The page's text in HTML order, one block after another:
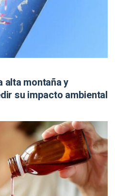
alta montaña y
su impacto ambiental